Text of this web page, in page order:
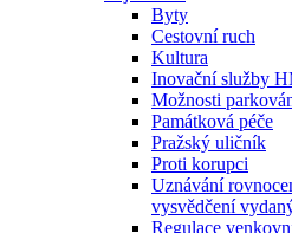
Byty
Cestovní ruch
Kultura
Inovační služby
Možnosti
Památková péče
Pražský uličník
Proti korupci
Uznávání
vysvědčení
Regulace